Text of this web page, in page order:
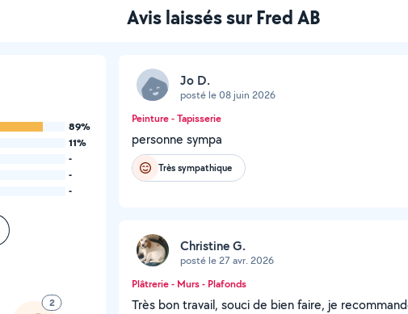
Avis laissés sur Fred AB
89%
11%
-
-
-
2
Jo D.
posté le 08 juin 2026
Peinture - Tapisserie
personne sympa
Très sympathique
Christine G.
posté le 27 avr. 2026
Plâtrerie - Murs - Plafonds
Très bon travail, souci de bien faire, je